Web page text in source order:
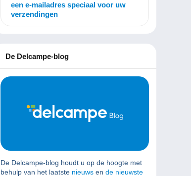
een e-mailadres speciaal voor uw
verzendingen
De Delcampe-blog
De Delcampe-blog houdt u op de hoogte met
behulp van het laatste nieuws en de nieuwste